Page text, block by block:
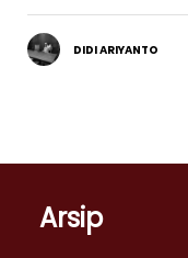
DIDI ARIYANTO
Arsip